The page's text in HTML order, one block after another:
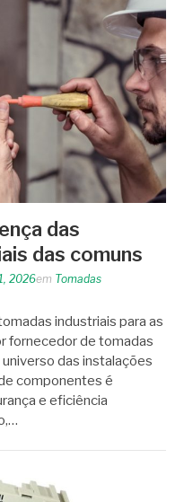
das
das comuns
2026em Tomadas
industriais para as
fornecedor de tomadas
das instalações
componentes é
e eficiência